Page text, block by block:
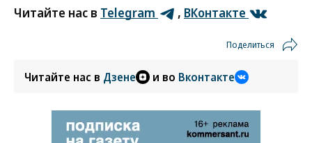
Читайте нас в Telegram , ВКонтакте
Поделиться
Читайте нас в Дзене и во Вконтакте